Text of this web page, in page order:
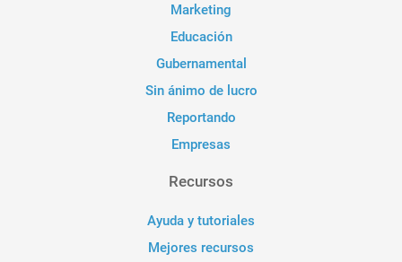
Marketing
Educación
Gubernamental
Sin ánimo de lucro
Reportando
Empresas
Recursos
Ayuda y tutoriales
Mejores recursos